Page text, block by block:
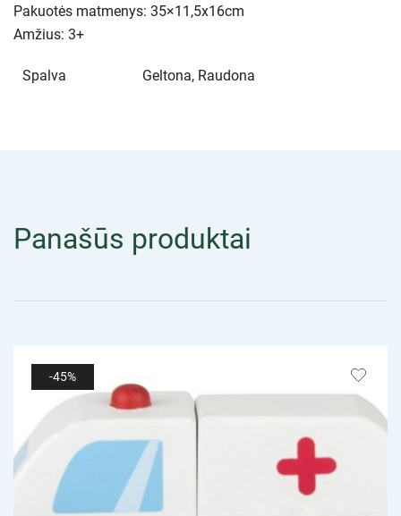
Pakuotės matmenys: 35×11,5x16cm
Amžius: 3+
Spalva Geltona, Raudona
Panašūs produktai
-45%